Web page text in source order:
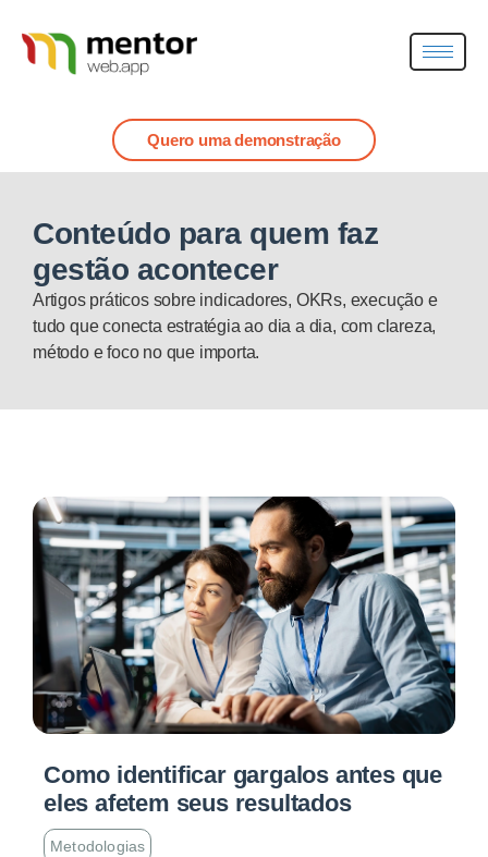
Quero uma demonstração
Conteúdo para quem faz
gestão acontecer
Artigos práticos sobre indicadores, OKRs, execução e
tudo que conecta estratégia ao dia a dia, com clareza,
método e foco no que importa.
Como identificar gargalos antes que
eles afetem seus resultados
Metodologias